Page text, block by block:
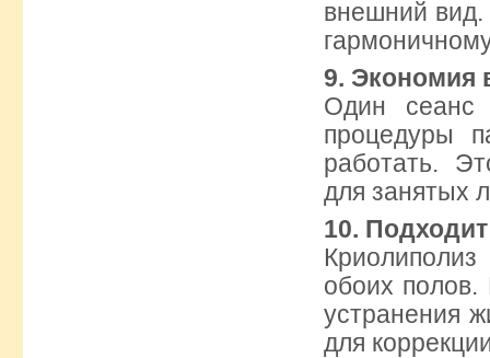
внешний вид.
9. Экономия
Один
процедуры
работать.
для занятых
10.
обоих
устранения
для